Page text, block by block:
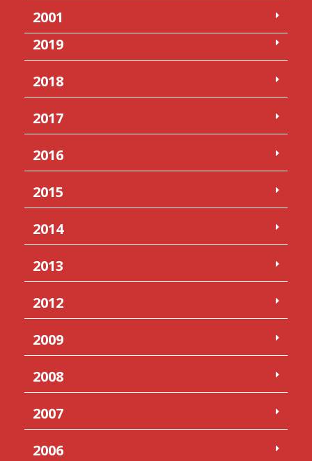
2001
2019
2018
2017
2016
2015
2014
2013
2012
2009
2008
2007
2006